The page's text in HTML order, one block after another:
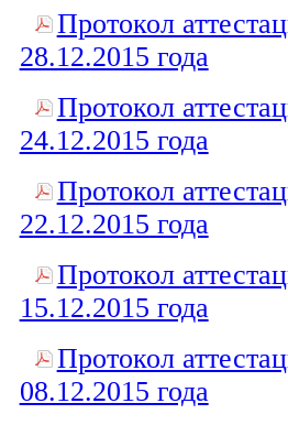
Протокол
28.12.2015 года
Протокол
24.12.2015 года
Протокол
22.12.2015 года
Протокол
15.12.2015 года
Протокол
08.12.2015 года